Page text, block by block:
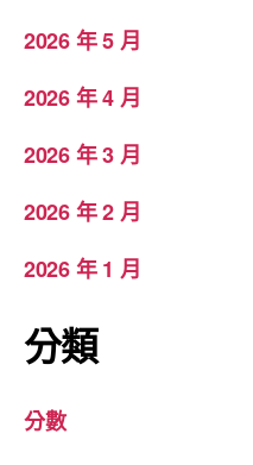
2026 年 5 月
2026 年 4 月
2026 年 3 月
2026 年 2 月
2026 年 1 月
分類
分數